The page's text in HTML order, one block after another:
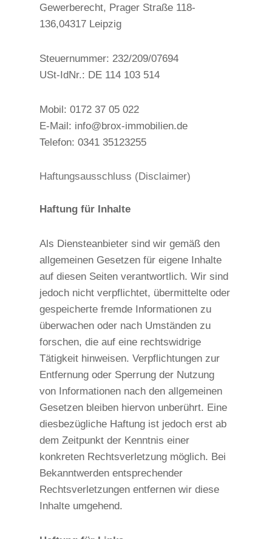
Gewerberecht, Prager Straße 118-
136,04317 Leipzig
Steuernummer: 232/209/07694
USt-IdNr.: DE 114 103 514
Mobil: 0172 37 05 022
E-Mail: info@brox-immobilien.de
Telefon: 0341 35123255
Haftungsausschluss (Disclaimer)
Haftung für Inhalte
Als Diensteanbieter sind wir gemäß den
allgemeinen Gesetzen für eigene Inhalte
auf diesen Seiten verantwortlich. Wir sind
jedoch nicht verpflichtet, übermittelte oder
gespeicherte fremde Informationen zu
überwachen oder nach Umständen zu
forschen, die auf eine rechtswidrige
Tätigkeit hinweisen. Verpflichtungen zur
Entfernung oder Sperrung der Nutzung
von Informationen nach den allgemeinen
Gesetzen bleiben hiervon unberührt. Eine
diesbezügliche Haftung ist jedoch erst ab
dem Zeitpunkt der Kenntnis einer
konkreten Rechtsverletzung möglich. Bei
Bekanntwerden entsprechender
Rechtsverletzungen entfernen wir diese
Inhalte umgehend.